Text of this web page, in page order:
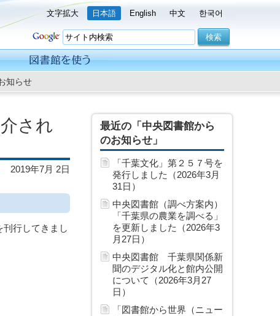
文字拡大 日本語 English 中文 한국어
知らせ
され
2019年7月 2日
行してきまし
最近の「中央図書館から
のお知らせ」
「千葉文化」第２５７号を
発行しました（2026年3月
31日）
中央図書館（調べ方案内）
「千葉県の農業を調べる」
を更新しました（2026年3
月27日）
中央図書館 千葉県関係新
聞のデジタル化と館内公開
について（2026年3月27
日）
「図書館から世界（ニュー